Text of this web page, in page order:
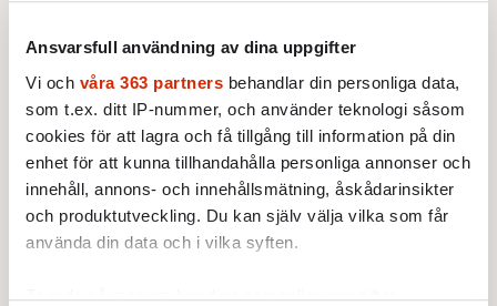
Ansvarsfull användning av dina uppgifter
Vi och våra 363 partners behandlar din personliga data,
som t.ex. ditt IP-nummer, och använder teknologi såsom
cookies för att lagra och få tillgång till information på din
enhet för att kunna tillhandahålla personliga annonser och
innehåll, annons- och innehållsmätning, åskådarinsikter
och produktutveckling. Du kan själv välja vilka som får
använda din data och i vilka syften.
Ta reda på mer om hur dina personliga uppgifter
franska civilisationen
3.Sakine Madon: Efter islamistdådet oroar sig
vänstern för Agnes Wold
4.Nina Lekander:På ”Kommunisthögskolan” drömde
alla om att vara arbetarklass
STICKET
5. Dan Korn: Quisling, quislingar och sten i glashus
STICKET
6.Johan Romin:Andersson, hur ska du få ihop det